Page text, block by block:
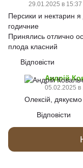
29.01.2025 в 15:37
Персики и нектарин
годичние
Принялись отлично
плода класний
Відповісти
Андрій
05.02.2025 в
Олексій, дякуємо
Відповісти